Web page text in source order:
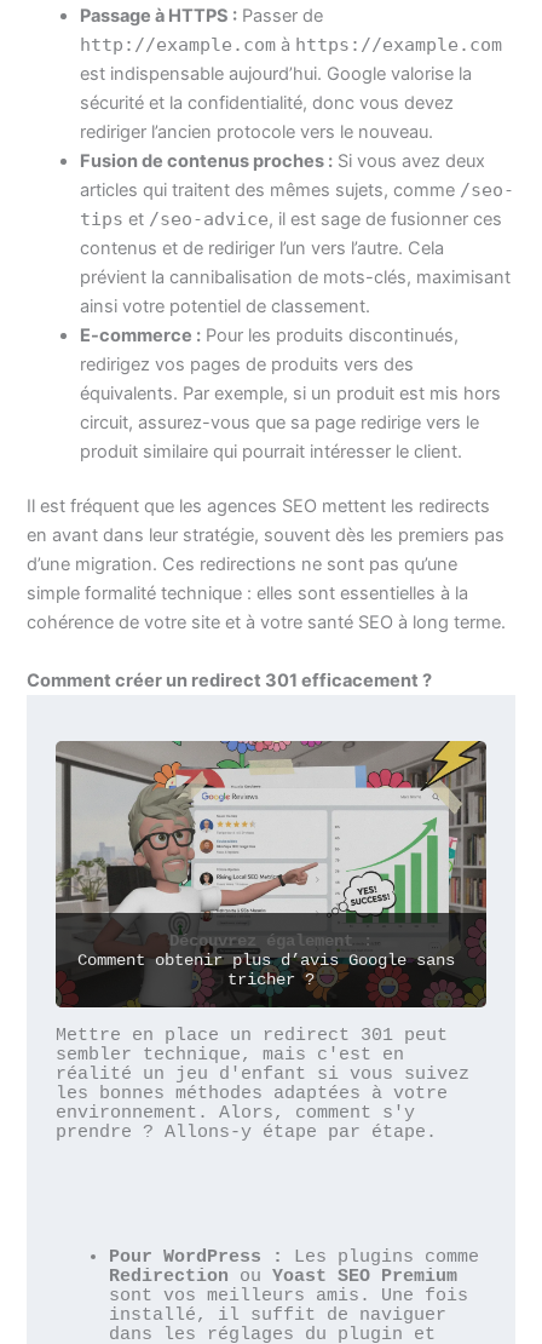
Passage à HTTPS : Passer de
http://example.com à https://example.com
est indispensable aujourd’hui. Google valorise la
sécurité et la confidentialité, donc vous devez
rediriger l’ancien protocole vers le nouveau.
Fusion de contenus proches : Si vous avez deux
articles qui traitent des mêmes sujets, comme /seo-
tips et /seo-advice, il est sage de fusionner ces
contenus et de rediriger l’un vers l’autre. Cela
prévient la cannibalisation de mots-clés, maximisant
ainsi votre potentiel de classement.
E-commerce : Pour les produits discontinués,
redirigez vos pages de produits vers des
équivalents. Par exemple, si un produit est mis hors
circuit, assurez-vous que sa page redirige vers le
produit similaire qui pourrait intéresser le client.
Il est fréquent que les agences SEO mettent les redirects
en avant dans leur stratégie, souvent dès les premiers pas
d’une migration. Ces redirections ne sont pas qu’une
simple formalité technique : elles sont essentielles à la
cohérence de votre site et à votre santé SEO à long terme.
Comment créer un redirect 301 efficacement ?
Découvrez également :
Comment obtenir plus d’avis Google sans
tricher ?
Mettre en place un redirect 301 peut
sembler technique, mais c'est en
réalité un jeu d'enfant si vous suivez
les bonnes méthodes adaptées à votre
environnement. Alors, comment s'y
prendre ? Allons-y étape par étape.
Pour WordPress :
Redirection ou Yoast SEO Premium
sont vos meilleurs amis. Une fois
installé, il suffit de naviguer
dans les réglages du plugin et